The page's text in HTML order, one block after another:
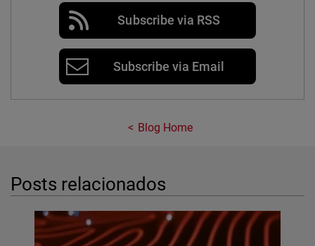
Subscribe via RSS
Subscribe via Email
Blog Home
Posts relacionados